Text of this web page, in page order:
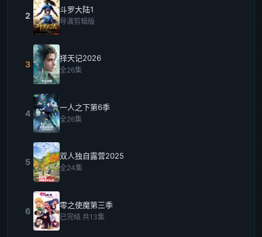
2
斗罗大陆1
导演剪辑版
3
择天记2026
全26集
4
一人之下第6季
全26集
5
双人独自露营2025
全24集
6
零之使魔第三季
已完结 共13集